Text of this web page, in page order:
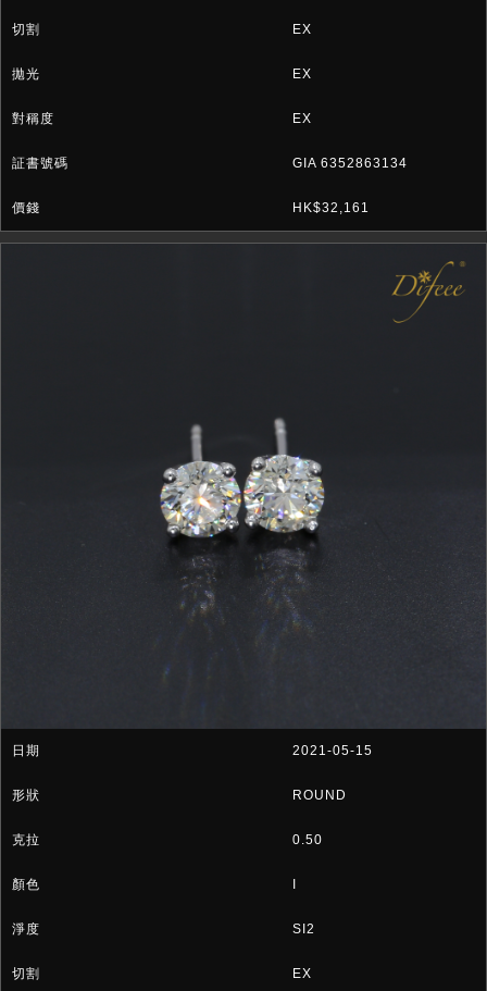
EX
EX
EX
GIA 6352863134
HK$32,161
2021-05-15
ROUND
0.50
SI2
EX